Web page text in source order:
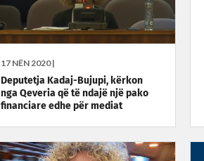
17 NËN 2020 |
Deputetja Kadaj-Bujupi, kërkon
nga Qeveria që të ndajë një pako
financiare edhe për mediat